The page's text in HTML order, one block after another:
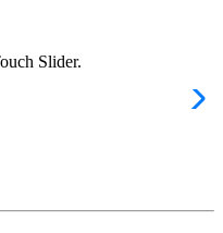
Slider.